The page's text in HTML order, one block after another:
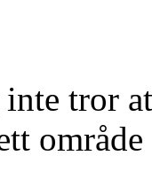
tror